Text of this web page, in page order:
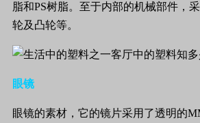
脂和PS树脂。至于内部的机械部件，
轮及凸轮等。
眼镜
眼镜的素材，它的镜片采用了透明的